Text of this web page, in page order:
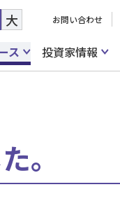
大 お問い合わせ
ス 投資家情報
。